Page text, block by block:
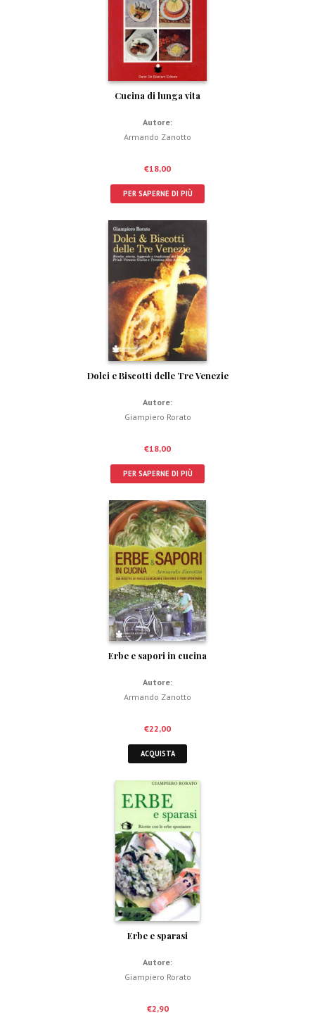
Cucina di lunga vita
Autore:
Armando Zanotto
€18,00
PER SAPERNE DI PIÙ
Dolci e Biscotti delle Tre Venezie
Autore:
Giampiero Rorato
€18,00
PER SAPERNE DI PIÙ
Erbe e sapori in cucina
Autore:
Armando Zanotto
€22,00
ACQUISTA
Erbe e sparasi
Autore:
Giampiero Rorato
€2,90